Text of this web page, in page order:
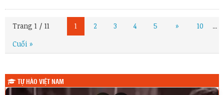
Trang 1 / 11 1 2 3 4 5 » 10 ...
Cuối »
TỰ HÀO VIỆT NAM